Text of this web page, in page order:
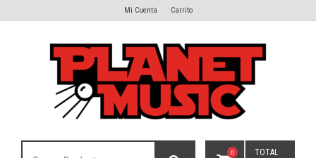
Mi Cuenta Carrito
0 TOTAL